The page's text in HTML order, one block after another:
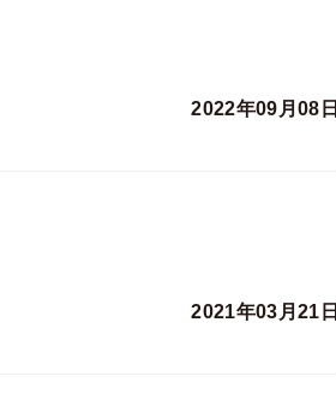
2022年09月08日
2021年03月21日